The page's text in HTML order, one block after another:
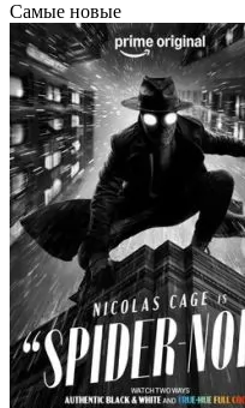
Самые новые